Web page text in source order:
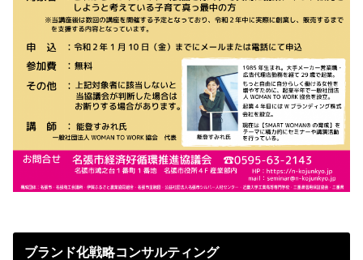
ブランド化戦略コンサルティング